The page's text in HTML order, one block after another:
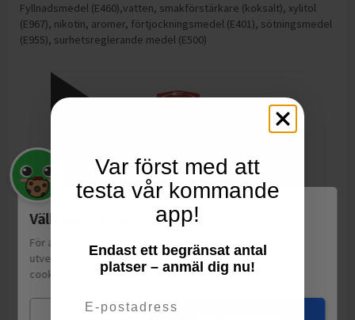
Fyllnadsmedel (E460),vatten, smakförstärkare (koksalt), xylitol
(E967), nikotin, aromer, förtjockningsmedel (E401), sötningsmedel
(E955), surhetsreglerande medel (E500)
Välkommen till Matspar.se
För att leverera en personlig upplevelse, mäta sajtens
utveckling och ha sociala medier-koppling använder vi
cookies.
Läs mer
Mina val
Var först med att
testa vår kommande
app!
Endast ett begränsat antal
platser – anmäl dig nu!